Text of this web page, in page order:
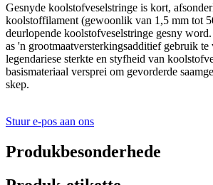
Gesnyde koolstofveselstringe is kort,
koolstoffilament (gewoonlik van 1,5 mm tot
deurlopende koolstofveselstringe gesny
as 'n grootmaatversterkingsadditief gebruik
legendariese sterkte en styfheid van
basismateriaal versprei om gevorderde
skep.
Stuur e-pos aan ons
Produkbesonderhede